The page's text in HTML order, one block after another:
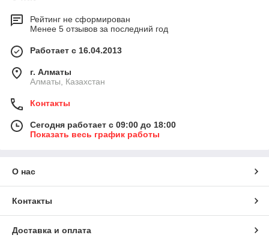
Рейтинг не сформирован
Менее 5 отзывов за последний год
Работает с 16.04.2013
г. Алматы
Алматы, Казахстан
Контакты
Сегодня работает с 09:00 до 18:00
Показать весь график работы
О нас
Контакты
Доставка и оплата